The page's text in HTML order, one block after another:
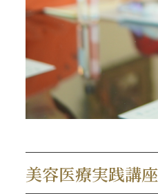
美容医療実践講座